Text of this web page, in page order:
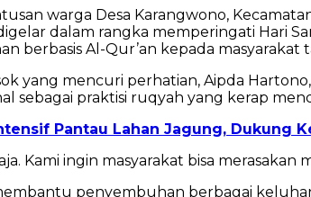
warga Desa Karangwono,
dalam rangka memperingati Hari
berbasis Al-Qur’an kepada masyarakat
yang mencuri perhatian, Aipda
sebagai praktisi ruqyah yang kerap
Pantau Lahan Jagung, Dukung
Kami ingin masyarakat bisa
penyembuhan berbagai